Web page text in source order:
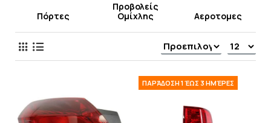
Πόρτες
Προβολείς
Ομίχλης
Αεροτομες
ΠΑΡΆΔΟΣΗ 1 ΈΩΣ 3 ΗΜΈΡΕΣ